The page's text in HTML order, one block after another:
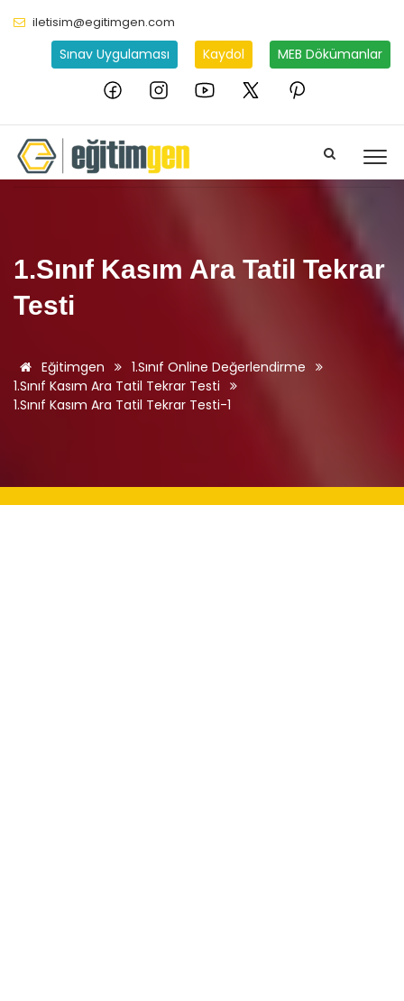
iletisim@egitimgen.com
Sınav Uygulaması Kaydol MEB Dökümanlar
1.Sınıf Kasım Ara Tatil Tekrar
Testi
Eğitimgen
1.Sınıf Online Değerlendirme
1.Sınıf Kasım Ara Tatil Tekrar Testi
1.Sınıf Kasım Ara Tatil Tekrar Testi-1